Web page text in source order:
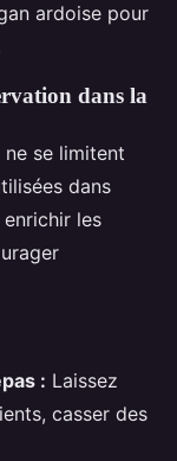
ardoise pour
dans la
ne se limitent
dans
les
: Laissez
casser des